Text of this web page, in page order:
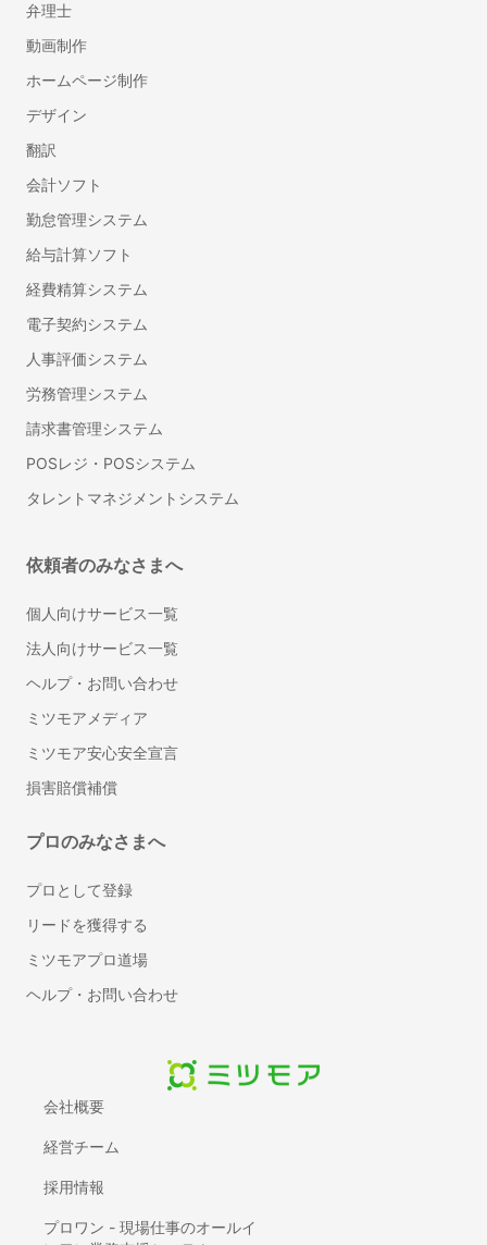
カーペット張替え
クッションフロア張替え
ホームインスペクション（住宅診断）
窓ガラスフィルム施工
シャッター修理・取り付け
雨漏り修理
ウッドデッキ塗装
壁紙の剥がれ・穴補修
ドアクローザーの調整・交換
トイレの壁紙・クロスの張り替え
ドアノブ交換・修理
ホスクリーン（室内物干し）取り付け
水回りのコーキング打ち替え
可動棚（自在棚）の取り付け
はがせる壁紙・アクセントクロス張り付け
洗濯機パン（防水パン）の設置・交換
浴槽塗装
耐震シェルター設置
自動車修理・整備
カーナビ取り付け
車検
車のバッテリー上がり・交換
車のタイヤ交換
車のガラス交換・修理
車のバックカメラ取り付け・修理
車の板金塗装
カーエアコンの修理・交換
カーエアコンクリーニング
車内・シートクリーニング
テレビ・ナビキャンセラーの取り付け【持ち込み可】
車検
動画制作
会社概要
経営チーム
採用情報
プロワン - 現場仕事のオールイ
弁理士
動画制作
ホームページ制作
デザイン
翻訳
会計ソフト
勤怠管理システム
給与計算ソフト
経費精算システム
電子契約システム
人事評価システム
労務管理システム
請求書管理システム
POSレジ・POSシステム
タレントマネジメントシステム
依頼者のみなさまへ
個人向けサービス一覧
法人向けサービス一覧
ヘルプ・お問い合わせ
ミツモアメディア
ミツモア安心安全宣言
損害賠償補償
プロのみなさまへ
プロとして登録
リードを獲得する
ミツモアプロ道場
ヘルプ・お問い合わせ